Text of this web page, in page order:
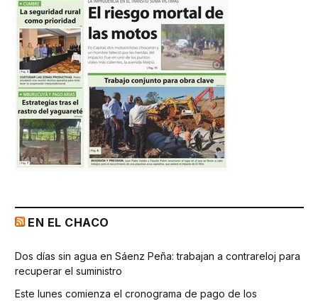
EN EL CHACO
Dos días sin agua en Sáenz Peña: trabajan a contrareloj para
recuperar el suministro
Este lunes comienza el cronograma de pago de los